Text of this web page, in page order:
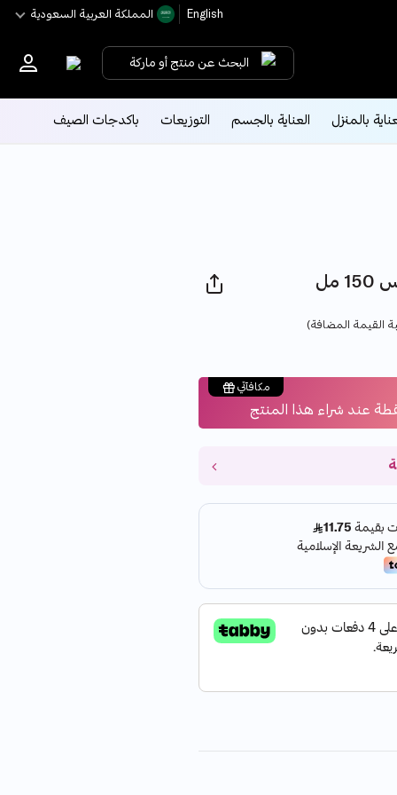
English اﻟﻤﻤﻠﻜﺔ اﻟﻌﺮﺑﻴﺔ اﻟﺴﻌﻮدﻳﺔ
البحث عن منتج أو ماركة
بالمنزل العناية بالجسم التوزيعات باكدجات الصيف
القيمة المضافة)
مكافآتي
عند شراء هذا المنتج